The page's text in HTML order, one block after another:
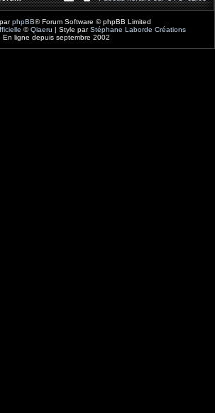
phpBB® Forum Software © phpBB Limited
©Qiaeru | Style parStéphane Laborde Créations
En ligne depuis septembre 2002